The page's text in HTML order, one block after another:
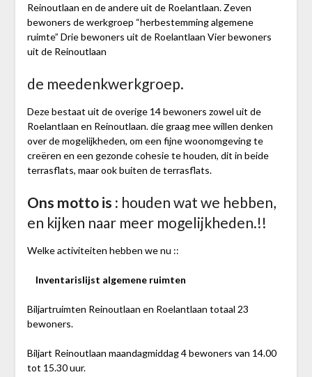
Reinoutlaan en de andere uit de Roelantlaan. Zeven
bewoners de werkgroep “herbestemming algemene
ruimte” Drie bewoners uit de Roelantlaan Vier bewoners
uit de Reinoutlaan
de meedenkwerkgroep.
Deze bestaat uit de overige 14 bewoners zowel uit de
Roelantlaan en Reinoutlaan. die graag mee willen denken
over de mogelijkheden, om een fijne woonomgeving te
creëren en een gezonde cohesie te houden, dit in beide
terrasflats, maar ook buiten de terrasflats.
Ons motto is : houden wat we hebben,
en kijken naar meer mogelijkheden.!!
Welke activiteiten hebben we nu ::
Inventarislijst algemene ruimten
Biljartruimten Reinoutlaan en Roelantlaan totaal 23
bewoners.
Biljart Reinoutlaan maandagmiddag 4 bewoners van 14.00
tot 15.30 uur.